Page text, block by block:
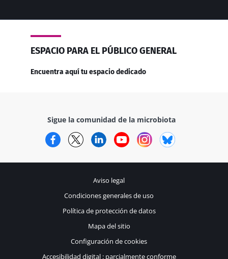
ESPACIO PARA EL PÚBLICO GENERAL
Encuentra aquí tu espacio dedicado
Sigue la comunidad de la microbiota
FacebookTwitterLinkedInYouTubeInstagram
Aviso legal
Condiciones generales de uso
Política de protección de datos
Mapa del sitio
Configuración de cookies
Accesibilidad digital : parcialmente conforme